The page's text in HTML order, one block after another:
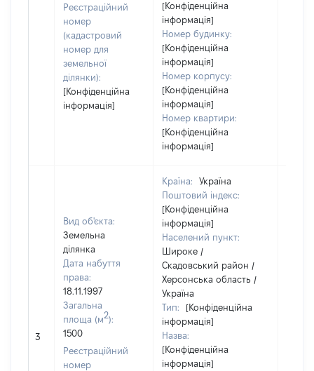
Реєстраційний
номер
(кадастровий
номер для
земельної
ділянки):
[Конфіденційна
інформація]
[Конфіденційна
інформація]
Номер будинку:
[Конфіденційна
інформація]
Номер корпусу:
[Конфіденційна
інформація]
Номер квартири:
[Конфіденційна
інформація]
3
Вид об'єкта:
Земельна
ділянка
Дата набуття
права:
18.11.1997
Загальна
площа (м2):
1500
Реєстраційний
номер
Країна:
Україна
Поштовий індекс:
[Конфіденційна
інформація]
Населений пункт:
Широке /
Скадовський район /
Херсонська область /
Україна
Тип:
[Конфіденційна
інформація]
Назва:
[Конфіденційна
інформація]